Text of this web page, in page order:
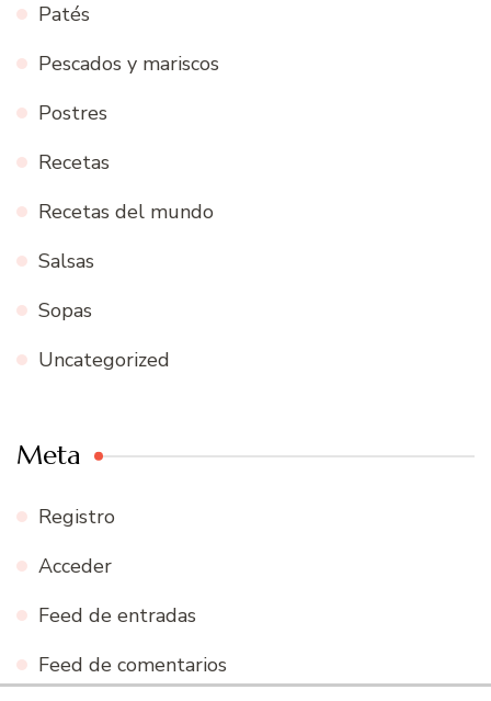
Patés
Pescados y mariscos
Postres
Recetas
Recetas del mundo
Salsas
Sopas
Uncategorized
Meta
Registro
Acceder
Feed de entradas
Feed de comentarios